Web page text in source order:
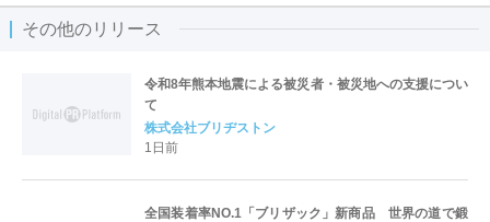
その他のリリース
令和8年熊本地震による被災者・被災地への支援につい
て
株式会社ブリヂストン
1日前
全国装着率NO.1「ブリザック」新商品 世界の道で鍛